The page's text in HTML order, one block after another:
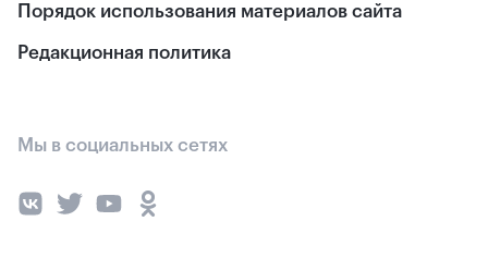
Порядок использования материалов сайта
Редакционная политика
Мы в социальных сетях